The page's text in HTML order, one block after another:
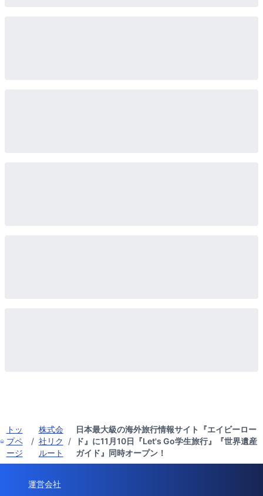
トッ
プペ
ージ
/
株式会
社リク
ルート
/
日本最大級の海外旅行情報サイト『エイビーロー
ド』に11月10日『Let's Go学生旅行』『世界遺産
ガイド』同時オープン！
運営会社